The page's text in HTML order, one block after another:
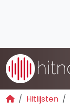
Hitlijsten